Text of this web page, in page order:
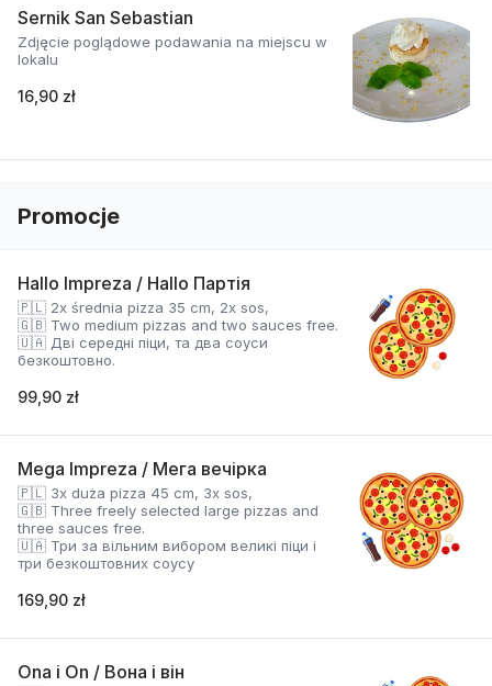
Sernik San Sebastian
Zdjęcie poglądowe podawania na miejscu w
lokalu
16,90 zł
Promocje
Hallo Impreza / Hallo Партія
🇵🇱 2x średnia pizza 35 cm, 2x sos,
🇬🇧 Two medium pizzas and two sauces free.
🇺🇦 Дві середні піци, та два соуси
безкоштовно.
99,90 zł
Mega Impreza / Мега вечірка
🇵🇱 3x duża pizza 45 cm, 3x sos,
🇬🇧 Three freely selected large pizzas and
three sauces free.
🇺🇦 Три за вільним вибором великі піци і
три безкоштовних соусу
169,90 zł
Ona i On / Вона і він